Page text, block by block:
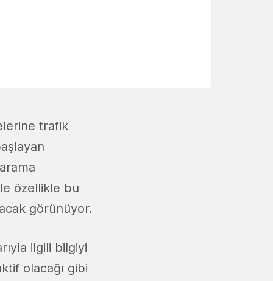
trafik
özellikle bu
görünüyor.
ilgili bilgiyi
olacağı gibi